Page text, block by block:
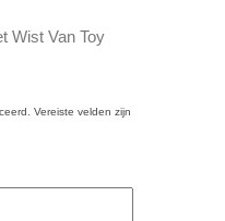
Wist Van Toy
Vereiste velden zijn